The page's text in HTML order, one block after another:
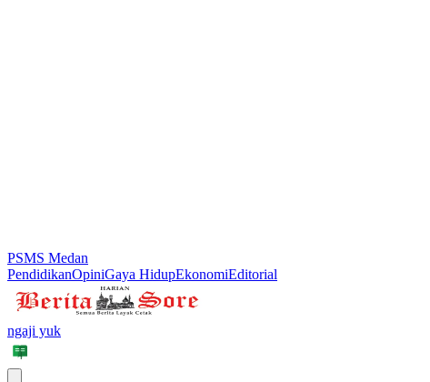
PSMS Medan
PendidikanOpiniGaya HidupEkonomiEditorial
ngaji yuk